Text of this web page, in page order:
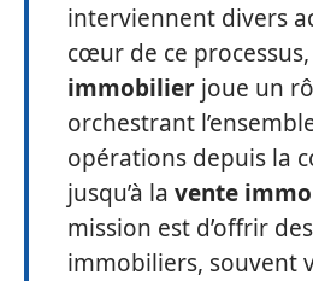
interviennent divers
cœur de ce
immobilier joue un
orchestrant
opérations depuis la
jusqu’à la vente
mission est d’offrir
immobiliers, souvent